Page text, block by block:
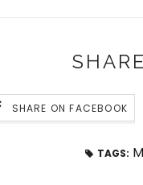
SHARE ON FACEBOOK
TAGS: